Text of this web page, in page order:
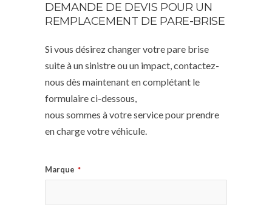
DEMANDE DE DEVIS POUR UN
REMPLACEMENT DE PARE-BRISE
Si vous désirez changer votre pare brise
suite à un sinistre ou un impact, contactez-
nous dès maintenant en complétant le
formulaire ci-dessous,
nous sommes à votre service pour prendre
en charge votre véhicule.
Marque *